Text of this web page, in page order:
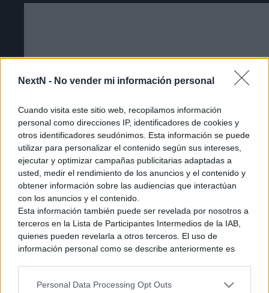
NextN - No vender mi información personal
Cuando visita este sitio web, recopilamos información
personal como direcciones IP, identificadores de cookies y
otros identificadores seudónimos. Esta información se puede
utilizar para personalizar el contenido según sus intereses,
ejecutar y optimizar campañas publicitarias adaptadas a
usted, medir el rendimiento de los anuncios y el contenido y
obtener información sobre las audiencias que interactúan
con los anuncios y el contenido.
Esta información también puede ser revelada por nosotros a
terceros en la Lista de Participantes Intermedios de la IAB,
quienes pueden revelarla a otros terceros. El uso de
información personal como se describe anteriormente es
generamos contenido relevante para nuestra audiencia.
Personal Data Processing Opt Outs
Cómo acceder a la beta cerrada de The
Duskbloods [Tutorial]